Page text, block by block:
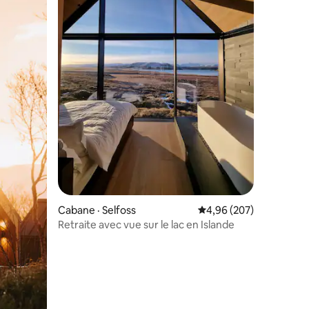
Cabane · Selfoss Note moyenne de
4,96 (207)
Retraite avec vue sur le lac en Islande